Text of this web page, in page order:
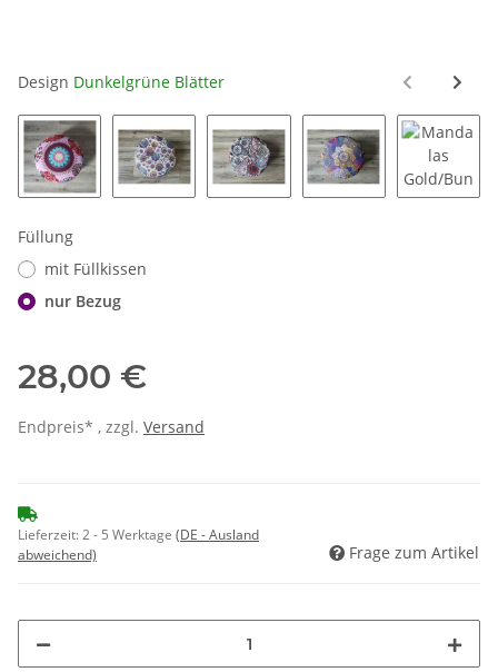
Design Dunkelgrüne Blätter
Füllung
mit Füllkissen
nur Bezug
28,00 €
Endpreis* , zzgl. Versand
Lieferzeit:2 - 5 Werktage (DE - Ausland
abweichend)
Frage zum Artikel